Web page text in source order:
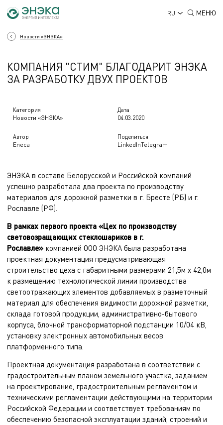
RU МЕНЮ
Новости «ЭНЭКА»
КОМПАНИЯ "СТИМ" БЛАГОДАРИТ ЭНЭКА
ЗА РАЗРАБОТКУ ДВУХ ПРОЕКТОВ
Категория
Новости «ЭНЭКА»
Дата
04.03.2020
Автор
Eneca
Поделиться
LinkedInTelegram
ЭНЭКА в составе Белорусской и Российской компаний
успешно разработала два проекта по производству
материалов для дорожной разметки в г. Бресте (РБ) и г.
Рославле (РФ).
В рамках первого проекта «Цех по производству
световозращающих стеклошариков в г.
Рославле» компанией ООО ЭНЭКА была разработана
проектная документация предусматривающая
строительство цеха с габаритными размерами 21,5м х 42,0м
к размещению технологической линии производства
светоотражающих элементов добавляемых в разметочный
материал для обеспечения видимости дорожной разметки,
склада готовой продукции, административно-бытового
корпуса, блочной трансформаторной подстанции 10/04 кВ,
установку электронных автомобильных весов
платформенного типа.
Проектная документация разработана в соответствии с
градостроительным планом земельного участка, заданием
на проектирование, градостроительным регламентом и
техническими регламентации действующими на территории
Российской Федерации и соответствует требованиям по
обеспечению безопасной эксплуатации зданий, строений и